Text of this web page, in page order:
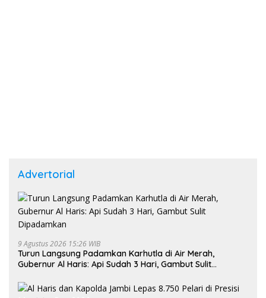
Advertorial
9 Agustus 2026 15:26 WIB
Turun Langsung Padamkan Karhutla di Air Merah,
Gubernur Al Haris: Api Sudah 3 Hari, Gambut Sulit